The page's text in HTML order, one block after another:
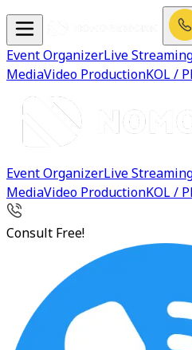
Event OrganizerLive
MediaVideo ProductionKOL /
Event OrganizerLive
MediaVideo ProductionKOL /
Consult Free!